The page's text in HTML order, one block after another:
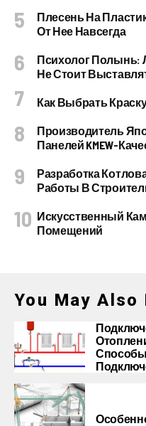
Плесень На
От Нее Навсегда
Психолог Полынь:
Не Стоит
Как Выбрать
Производитель
Панелей KMEW-
Разработка
Работы В
Искусственный
Помещений
You May Also